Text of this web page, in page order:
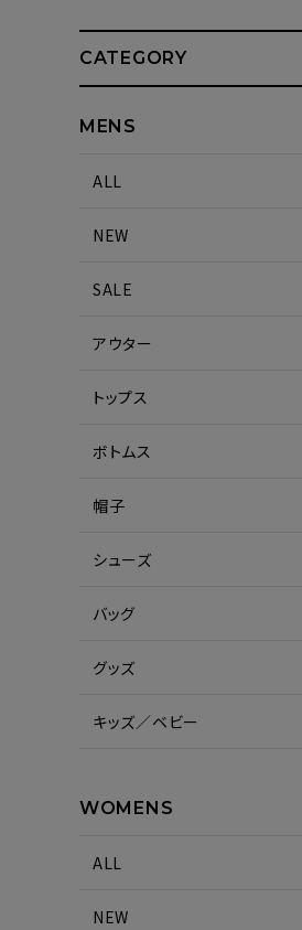
CATEGORY
MENS
ALL
NEW
SALE
アウター
トップス
ボトムス
帽子
シューズ
バッグ
グッズ
キッズ／ベビー
WOMENS
ALL
NEW